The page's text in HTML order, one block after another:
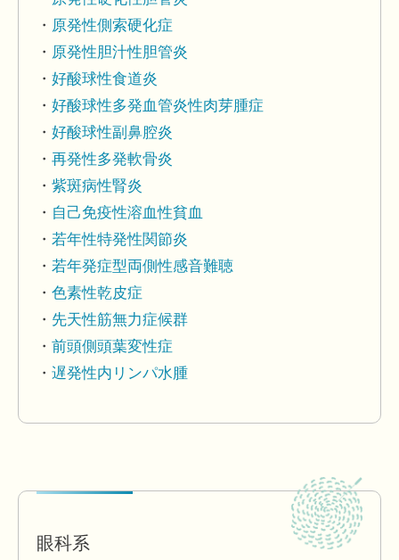
原発性側索硬化症
原発性胆汁性胆管炎
好酸球性食道炎
好酸球性多発血管炎性肉芽腫症
好酸球性副鼻腔炎
再発性多発軟骨炎
紫斑病性腎炎
自己免疫性溶血性貧血
若年性特発性関節炎
若年発症型両側性感音難聴
色素性乾皮症
先天性筋無力症候群
前頭側頭葉変性症
遅発性内リンパ水腫
眼科系